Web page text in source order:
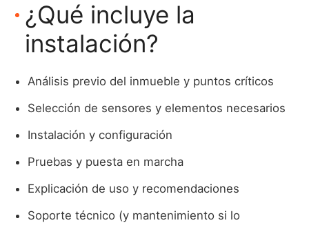
¿Qué incluye la
instalación?
Análisis previo del inmueble y puntos críticos
Selección de sensores y elementos necesarios
Instalación y configuración
Pruebas y puesta en marcha
Explicación de uso y recomendaciones
Soporte técnico (y mantenimiento si lo